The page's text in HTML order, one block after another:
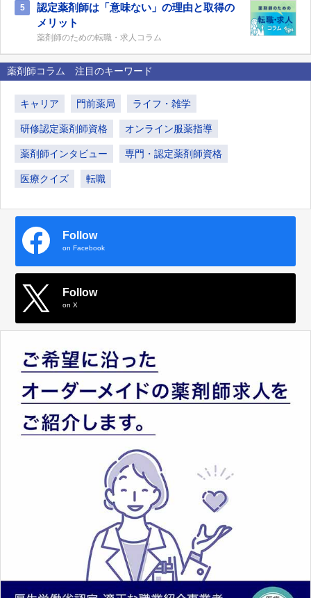
5
認定薬剤師は「意味ない」の理由と取得の
メリット
薬剤師のための転職・求人コラム
薬剤師コラム 注目のキーワード
キャリア 門前薬局 ライフ・雑学
研修認定薬剤師資格 オンライン服薬指導
薬剤師インタビュー 専門・認定薬剤師資格
医療クイズ 転職
Follow
on Facebook
Follow
on X